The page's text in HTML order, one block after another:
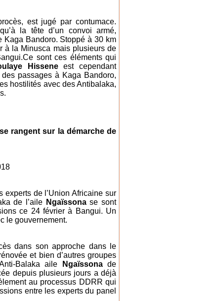
est jugé par contumace.
la tête d’un convoi armé,
Bandoro. Stoppé à 30 km
à la Minusca mais plusieurs de
sont ces éléments qui
Hisseneest cependant
passages à Kaga Bandoro,
hostilités avec des Antibalaka,
rangent sur la démarche de
de l’Union Africaine sur
de l’aile Ngaïssonase sont
ce 24 février à Bangui. Un
le gouvernement.
dans son approche dans le
et bien d’autres groupes
Balaka aile
Ngaïssonade
depuis plusieurs jours a déjà
au processus DDRR qui
entre les experts du panel